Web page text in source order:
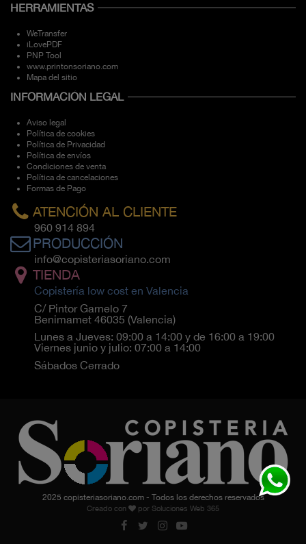
HERRAMIENTAS
WeTransfer
iLovePDF
PNP Tool
www.printonsoriano.com
Mapa del sitio
INFORMACIÓN LEGAL
Aviso legal
Política de cookies
Política de Privacidad
Política de envíos
Condiciones de venta
Política de cancelaciones
Formas de Pago
ATENCIÓN AL CLIENTE
960 914 894
PRODUCCIÓN
info@copisteriasoriano.com
TIENDA
Copistería low cost en Valencia
C/ Pintor Garnelo 7
Benimamet 46035 (Valencia)
Lunes a Jueves: 09:00 a 14:00 y de 16:00 a 19:00
Viernes junio y julio: 07:00 a 14:00
Sábados Cerrado
2025 copisteriasoriano.com - Todos los derechos reservados
Creado con por Soluciones Web 365